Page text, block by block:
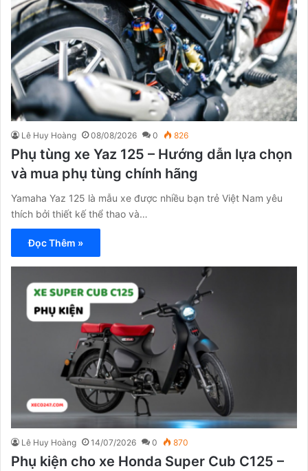
Lê Huy Hoàng 08/08/2026 0 826
Phụ tùng xe Yaz 125 – Hướng dẫn lựa chọn
và mua phụ tùng chính hãng
Yamaha Yaz 125 là mẫu xe được nhiều bạn trẻ Việt Nam yêu
thích bởi thiết kế thể thao và…
Đọc Thêm »
Lê Huy Hoàng 14/07/2026 0 870
Phụ kiện cho xe Honda Super Cub C125 –